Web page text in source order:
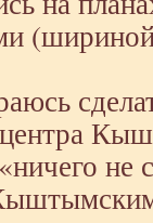
не